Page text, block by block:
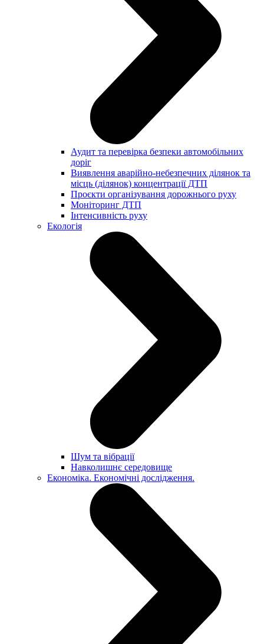
Аудит та перевірка безпеки автомобільних
доріг
Виявлення аварійно-небезпечних ділянок та
місць (ділянок) концентрації ДТП
Проєкти організування дорожнього руху
Моніторинг ДТП
Інтенсивність руху
Екологія
Шум та вібрації
Навколишнє середовище
Економіка. Економічні дослідження.